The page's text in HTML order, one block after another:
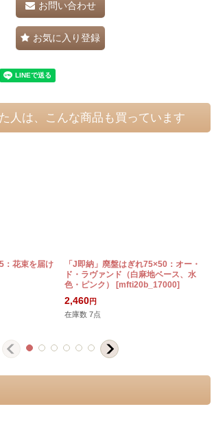
お問い合わせ
お気に入り登録
人は、こんな商品も買っています
：花束を届け
「J即納」廃盤はぎれ75×50：オー・
ド・ラヴァンド（白麻地ベース、水
色・ピンク）
[mfti20b_17000]
2,460円
在庫数 7点